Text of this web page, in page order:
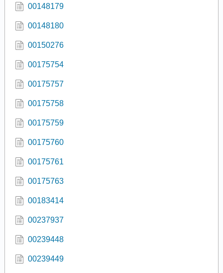
00148179
00148180
00150276
00175754
00175757
00175758
00175759
00175760
00175761
00175763
00183414
00237937
00239448
00239449